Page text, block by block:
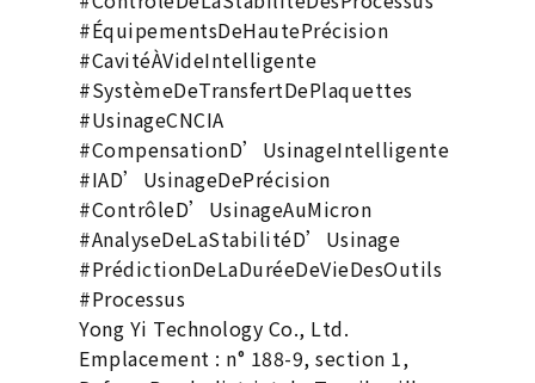
#ÉquipementsDeHautePrécision
#CavitéÀVideIntelligente
#SystèmeDeTransfertDePlaquettes
#UsinageCNCIA
#CompensationD’UsinageIntelligente
#IAD’UsinageDePrécision
#ContrôleD’UsinageAuMicron
#AnalyseDeLaStabilitéD’Usinage
#PrédictionDeLaDuréeDeVieDesOutils
#Processus
Yong Yi Technology Co., Ltd.
Emplacement : n° 188-9, section 1,